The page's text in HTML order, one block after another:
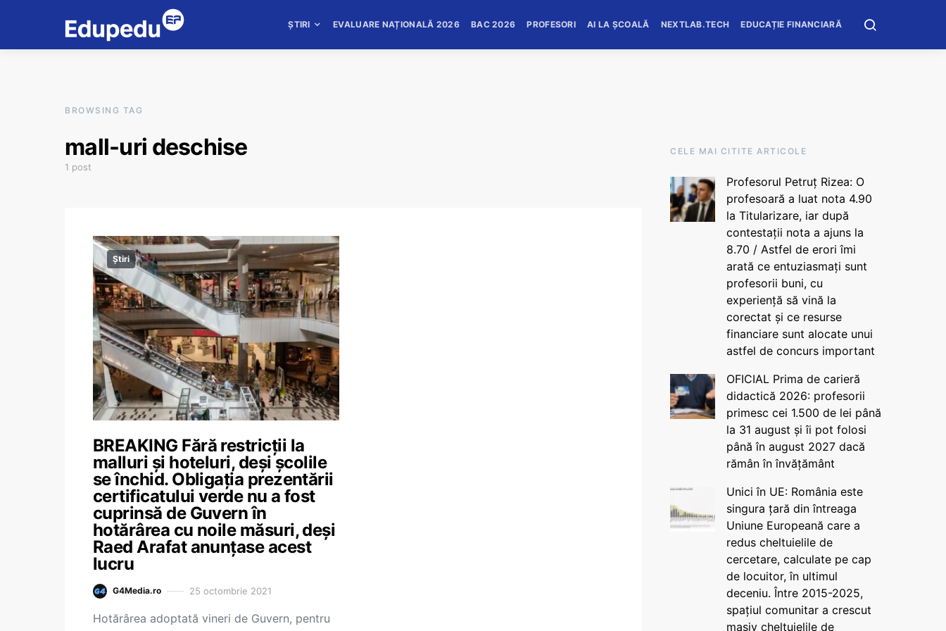
ȘTIRI EVALUARE NAȚIONALĂ 2026 BAC 2026 PROFESORI AI LA ȘCOALĂ NEXTLAB.TECH EDUCAȚIE FINANCIARĂ
BROWSING TAG
mall-uri deschise
1 post
Știri
BREAKING Fără restricții la
malluri și hoteluri, deși școlile
se închid. Obligația prezentării
certificatului verde nu a fost
cuprinsă de Guvern în
hotărârea cu noile măsuri, deși
Raed Arafat anunțase acest
lucru
G4Media.ro 25 octombrie 2021
Hotărârea adoptată vineri de Guvern, pentru
CELE MAI CITITE ARTICOLE
Profesorul Petruț Rizea: O
profesoară a luat nota 4.90
la Titularizare, iar după
contestații nota a ajuns la
8.70 / Astfel de erori îmi
arată ce entuziasmați sunt
profesorii buni, cu
experiență să vină la
corectat și ce resurse
financiare sunt alocate unui
astfel de concurs important
OFICIAL Prima de carieră
didactică 2026: profesorii
primesc cei 1.500 de lei până
la 31 august și îi pot folosi
până în august 2027 dacă
rămân în învățământ
Unici în UE: România este
singura țară din întreaga
Uniune Europeană care a
redus cheltuielile de
cercetare, calculate pe cap
de locuitor, în ultimul
deceniu. Între 2015-2025,
spațiul comunitar a crescut
masiv cheltuielile de